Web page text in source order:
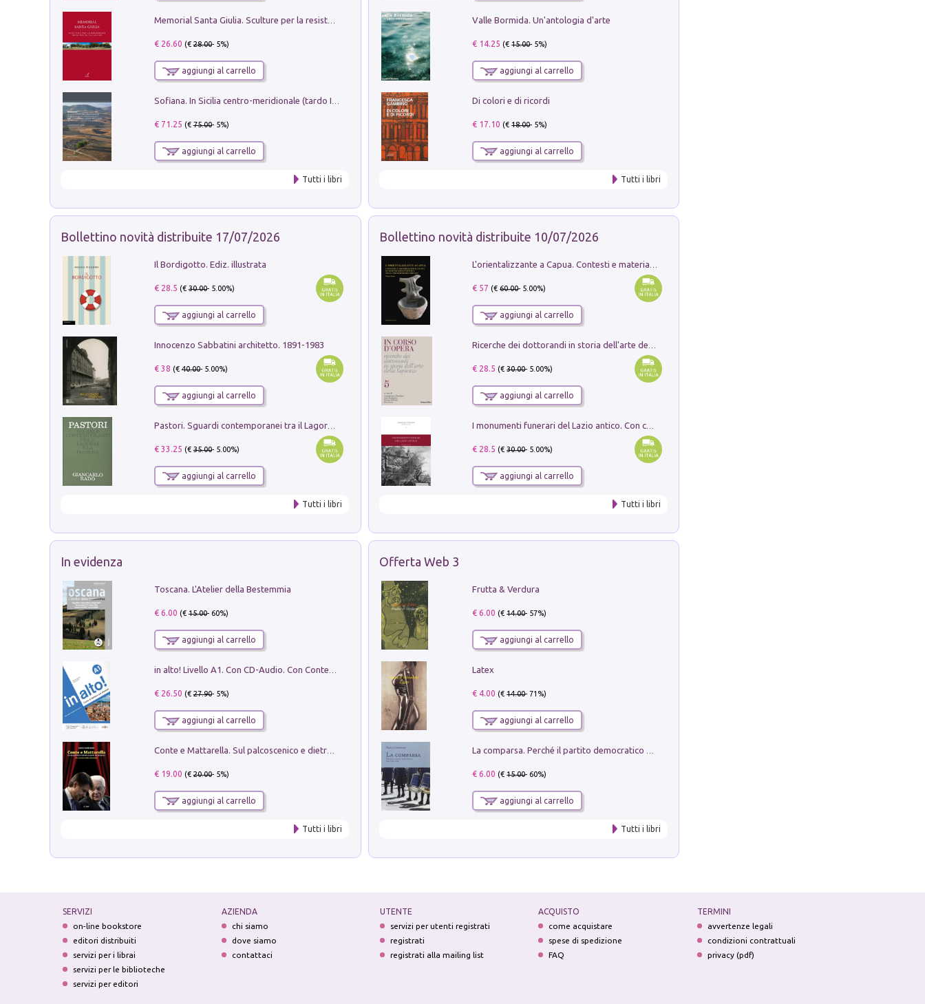
Memorial Santa Giulia. Sculture per la resistenza Monchio di Palagano
€ 26.60 (€28.00- 5%)
aggiungi al carrello
€ 71.25 (€75.00- 5%)
aggiungi al carrello
Tutti i libri
Valle Bormida. Un'antologia d'arte
€ 14.25 (€15.00- 5%)
aggiungi al carrello
Di colori e di ricordi
€ 17.10 (€18.00- 5%)
aggiungi al carrello
Tutti i libri
Bollettino novità distribuite 17/07/2026
Il Bordigotto. Ediz. illustrata
€ 28.5 (€30.00- 5.00%)
aggiungi al carrello
Innocenzo Sabbatini architetto. 1891-1983
€ 38 (€40.00- 5.00%)
aggiungi al carrello
Pastori. Sguardi contemporanei tra il Lagorai e la pianura. Ediz. illustrata
€ 33.25 (€35.00- 5.00%)
aggiungi al carrello
Tutti i libri
Bollettino novità distribuite 10/07/2026
€ 57 (€60.00- 5.00%)
aggiungi al carrello
€ 28.5 (€30.00- 5.00%)
aggiungi al carrello
€ 28.5 (€30.00- 5.00%)
aggiungi al carrello
Tutti i libri
In evidenza
Toscana. L'Atelier della Bestemmia
€ 6.00 (€15.00- 60%)
aggiungi al carrello
€ 26.50 (€27.90- 5%)
aggiungi al carrello
Conte e Mattarella. Sul palcoscenico e dietro le quinte del Quirinale. Un racconto sulle istituzioni
€ 19.00 (€20.00- 5%)
aggiungi al carrello
Tutti i libri
Offerta Web 3
Frutta & Verdura
€ 6.00 (€14.00- 57%)
aggiungi al carrello
Latex
€ 4.00 (€14.00- 71%)
aggiungi al carrello
€ 6.00 (€15.00- 60%)
aggiungi al carrello
Tutti i libri
SERVIZI
on-line bookstore
editori distribuiti
servizi per i librai
servizi per le biblioteche
servizi per editori
AZIENDA
chi siamo
dove siamo
contattaci
UTENTE
servizi per utenti registrati
registrati
registrati alla mailing list
ACQUISTO
come acquistare
spese di spedizione
FAQ
TERMINI
avvertenze legali
condizioni contrattuali
privacy (pdf)